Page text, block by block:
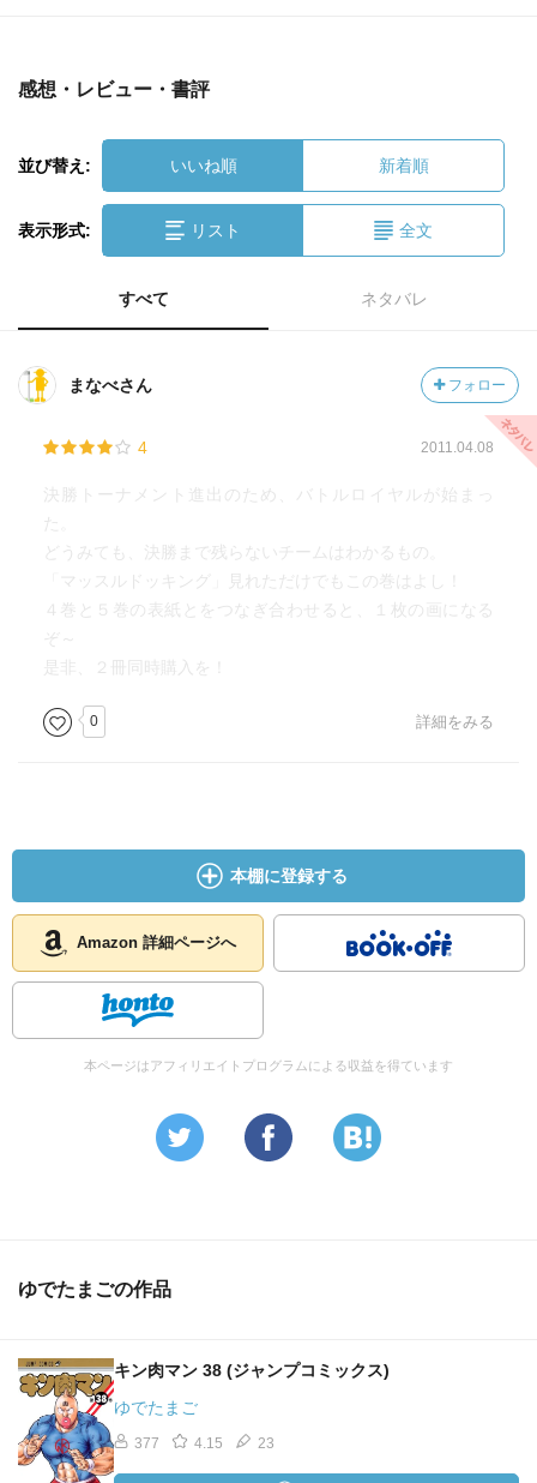
感想・レビュー・書評
並び替え: いいね順 新着順
表示形式: リスト 全文
すべて ネタバレ
まなべさん フォロー
4 2011.04.08
決勝トーナメント進出のため、バトルロイヤルが始まっ
た。
どうみても、決勝まで残らないチームはわかるもの。
「マッスルドッキング」見れただけでもこの巻はよし！
４巻と５巻の表紙とをつなぎ合わせると、１枚の画になる
ぞ～
是非、２冊同時購入を！
0 詳細をみる
本棚に登録する
Amazon 詳細ページへ
本ページはアフィリエイトプログラムによる収益を得ています
ゆでたまごの作品
キン肉マン 38 (ジャンプコミックス)
ゆでたまご
377 4.15 23